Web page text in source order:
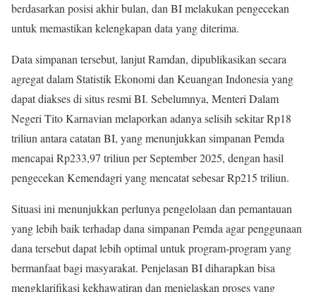
berdasarkan posisi akhir bulan, dan BI melakukan pengecekan
untuk memastikan kelengkapan data yang diterima.
Data simpanan tersebut, lanjut Ramdan, dipublikasikan secara
agregat dalam Statistik Ekonomi dan Keuangan Indonesia yang
dapat diakses di situs resmi BI. Sebelumnya, Menteri Dalam
Negeri Tito Karnavian melaporkan adanya selisih sekitar Rp18
triliun antara catatan BI, yang menunjukkan simpanan Pemda
mencapai Rp233,97 triliun per September 2025, dengan hasil
pengecekan Kemendagri yang mencatat sebesar Rp215 triliun.
Situasi ini menunjukkan perlunya pengelolaan dan pemantauan
yang lebih baik terhadap dana simpanan Pemda agar penggunaan
dana tersebut dapat lebih optimal untuk program-program yang
bermanfaat bagi masyarakat. Penjelasan BI diharapkan bisa
mengklarifikasi kekhawatiran dan menjelaskan proses yang